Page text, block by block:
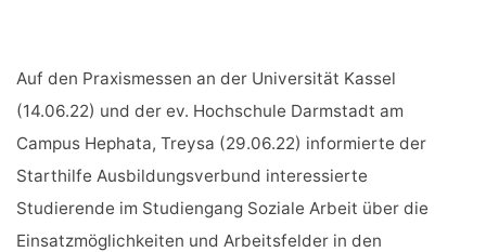
Auf den Praxismessen an der Universität Kassel
(14.06.22) und der ev. Hochschule Darmstadt am
Campus Hephata, Treysa (29.06.22) informierte der
Starthilfe Ausbildungsverbund interessierte
Studierende im Studiengang Soziale Arbeit über die
Einsatzmöglichkeiten und Arbeitsfelder in den